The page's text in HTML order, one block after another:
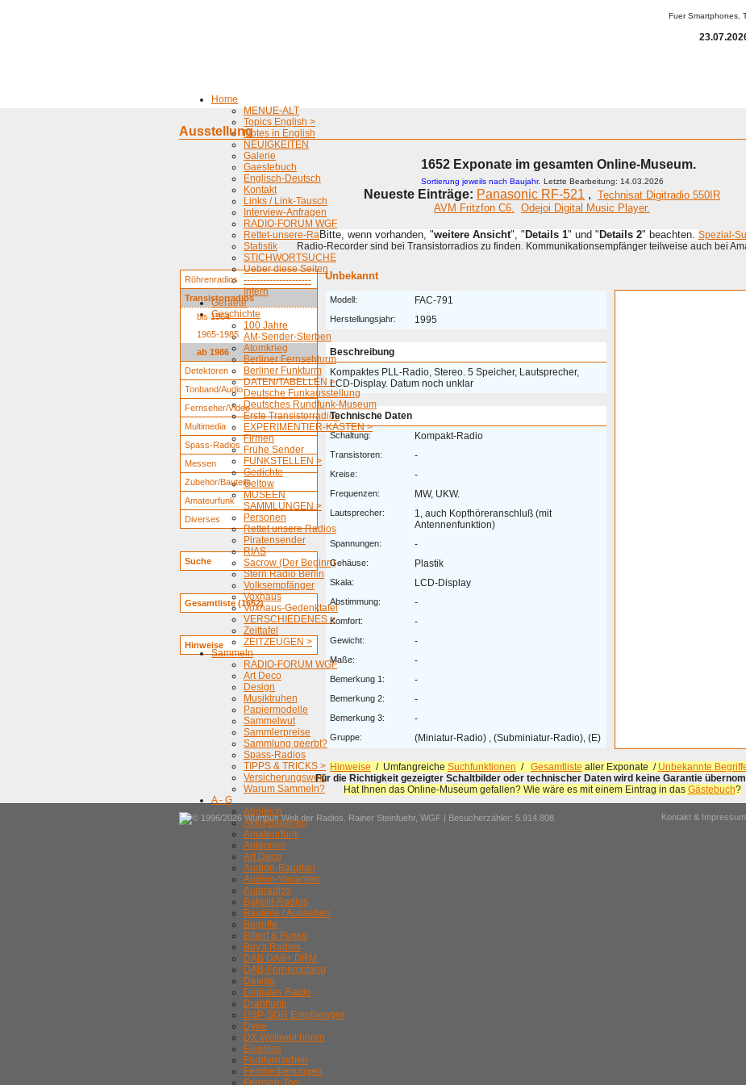
Fuer Smartphones,
Home
MENUE-ALT
Topics English >
Notes in English
NEUIGKEITEN
Galerie
Gaestebuch
Englisch-Deutsch
Kontakt
Links / Link-Tausch
Interview-Anfragen
RADIO-FORUM WGF
Rettet-unsere-Radios
Statistik
STICHWORTSUCHE
Ueber diese Seiten
---------------------
Intern
Geraete
Geschichte
100 Jahre
AM-Sender-Sterben
Atomkrieg
Berliner Fernsehturm
Berliner Funkturm
DATEN/TABELLEN >
Deutsche Funkausstellung
Deutsches Rundfunk-Museum
Erste Transistorradios
EXPERIMENTIER-KÄSTEN >
Firmen
Frühe Sender
FUNKSTELLEN >
Gedichte
Geltow
MUSEEN
SAMMLUNGEN >
Personen
Rettet unsere Radios
Piratensender
RIAS
Sacrow (Der Beginn)
Stern Radio Berlin
Volksempfänger
Voxhaus
Voxhaus-Gedenktafel
VERSCHIEDENES >
Zeittafel
ZEITZEUGEN >
Sammeln
RADIO-FORUM WGF
Art Deco
Design
Musiktruhen
Papiermodelle
Sammelwut
Sammlerpreise
Sammlung geerbt?
Spass-Radios
TIPPS & TRICKS >
Versicherungswert
Warum Sammeln?
A - G
Abgleich
Akku/Batterien
Amateurfunk
Antennen
Art Deco
Audion-Bauplan
Audion-Varianten
Autoradios
Bakelit-Radios
Bauteile / Aussehen
Begriffe
Bittorf & Funke
Boy's Radios
DAB DAB+ DRM
DAB-Fernempfang
Design
Digitales Radio
Drahtfunk
DSP-SDR Empfaenger
Dyne
DX Weltweit hören
Eisenlos
Farbfernsehen
Fernbedienungen
Fernseh-Ton
Ausstellung
1652 Exponate im gesamten Online-Museum.
Sortierung jeweils nach Baujahr. Letzte Bearbeitung: 14.03.2026
Neueste Einträge: Panasonic RF-521 , Technisat Digitradio 550IR
AVM Fritzfon C6. Odejoi Digital Music Player.
Bitte, wenn vorhanden, "weitere Ansicht", " Details 1" und " Details 2" beachten. Spezial-
Radio-Recorder sind bei Transistorradios zu finden. Kommunikationsempfänger teilweise auch bei
Röhrenradios
Transistorradios
bis 1964
1965-1985
ab 1986
Detektoren
Tonband/Audio
Fernseher/Video
Multimedia
Spass-Radios
Messen
Zubehör/Bauteile
Amateurfunk
Diverses
Suche
Gesamtliste (1652)
Hinweise
Unbekannt
Modell: FAC-791
Herstellungsjahr: 1995
Beschreibung
Kompaktes PLL-Radio, Stereo. 5 Speicher, Lautsprecher,
LCD-Display. Datum noch unklar
Technische Daten
Schaltung: Kompakt-Radio
Transistoren: -
Kreise: -
Frequenzen: MW, UKW.
Lautsprecher:
1, auch Kopfhöreranschluß (mit
Antennenfunktion)
Spannungen: -
Gehäuse: Plastik
Skala: LCD-Display
Abstimmung: -
Komfort: -
Gewicht: -
Maße: -
Bemerkung 1: -
Bemerkung 2: -
Bemerkung 3: -
Gruppe: (Miniatur-Radio) , (Subminiatur-Radio), (E)
Hinweise / Umfangreiche Suchfunktionen / Gesamtliste aller Exponate / Unbekannte
Für die Richtigkeit gezeigter Schaltbilder oder technischer Daten wird keine Garantie
Hat Ihnen das Online-Museum gefallen? Wie wäre es mit einem Eintrag in das Gästebuch?
© 1996/2026 Wumpus Welt der Radios. Rainer Steinfuehr, WGF | Besucherzähler: 5.914.808 Kontakt & Impressum